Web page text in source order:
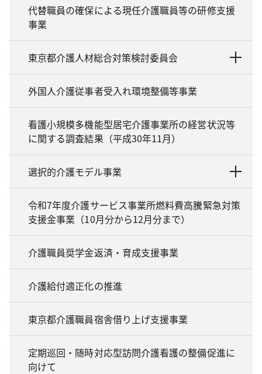
代替職員の確保による現任介護職員等の研修支援
事業
東京都介護人材総合対策検討委員会
外国人介護従事者受入れ環境整備等事業
看護小規模多機能型居宅介護事業所の経営状況等
に関する調査結果（平成30年11月）
選択的介護モデル事業
令和7年度介護サービス事業所燃料費高騰緊急対策
支援金事業（10月分から12月分まで）
介護職員奨学金返済・育成支援事業
介護給付適正化の推進
東京都介護職員宿舎借り上げ支援事業
定期巡回・随時対応型訪問介護看護の整備促進に
向けて